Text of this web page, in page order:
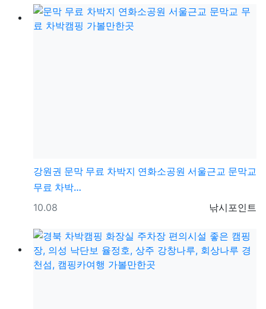
강원권 문막 무료 차박지 연화소공원 서울근교 문막교
무료 차박…
등록자
낚시포인트
등록일
10.08